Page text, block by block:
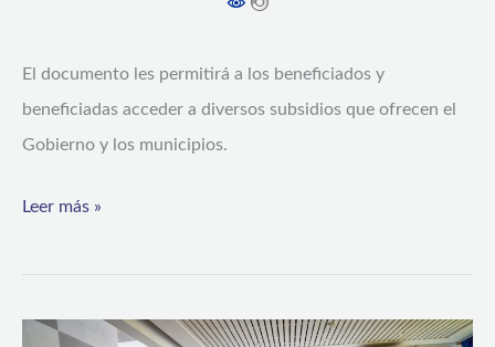
El documento les permitirá a los beneficiados y
beneficiadas acceder a diversos subsidios que ofrecen el
Gobierno y los municipios.
Leer más »